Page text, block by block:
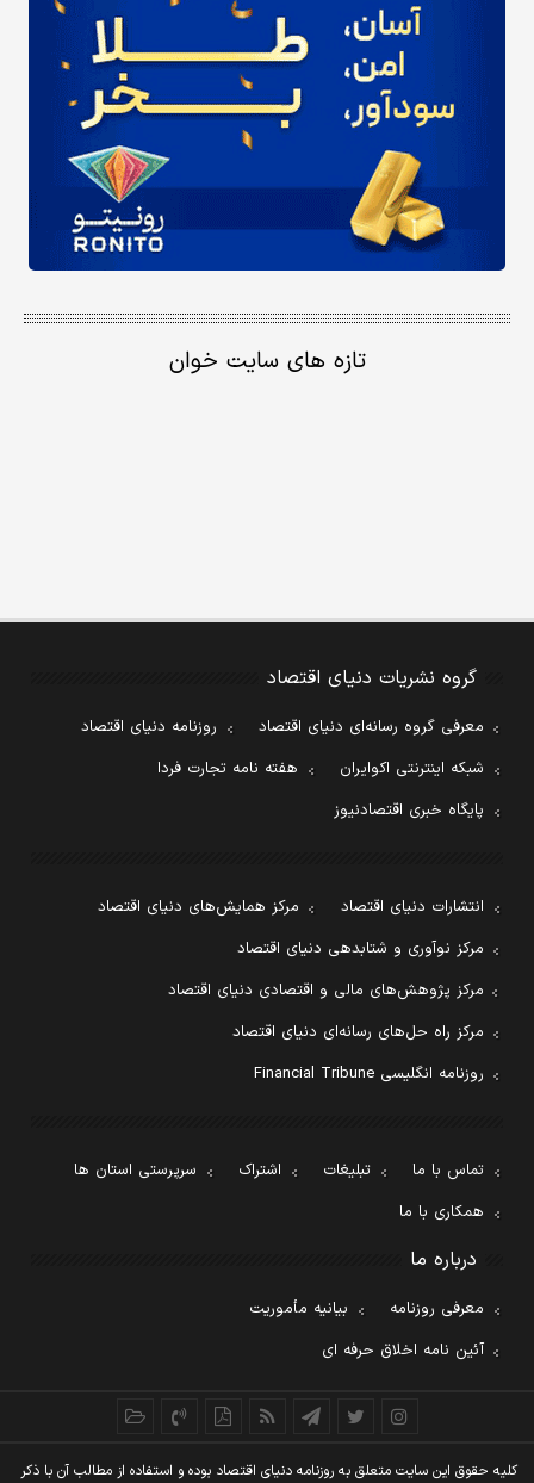
تازه های سایت خوان
گروه نشریات دنیای اقتصاد
معرفی گروه رسانه‌ای دنیای اقتصاد
روزنامه دنیای اقتصاد
شبکه اینترنتی اکوایران
هفته نامه تجارت فردا
پایگاه خبری اقتصادنیوز
انتشارات دنیای اقتصاد
مرکز همایش‌های دنیای اقتصاد
مرکز نوآوری و شتابدهی دنیای اقتصاد
مرکز پژوهش‌های مالی و اقتصادی دنیای اقتصاد
مرکز راه حل‌های رسانه‌ای دنیای اقتصاد
روزنامه انگلیسی Financial Tribune
تماس با ما تبلیغات اشتراک
سرپرستی استان ها
همکاری با ما
درباره ما
معرفی روزنامه
بیانیه مأموریت
آئین نامه اخلاق حرفه ای
کليه حقوق اين سايت متعلق به روزنامه دنيای اقتصاد بوده و استفاده از مطالب آن با ذکر